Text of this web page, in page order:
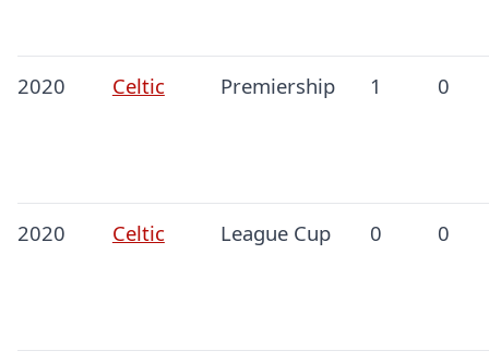
2020 Celtic Premiership 1 0
2020 Celtic League Cup 0 0